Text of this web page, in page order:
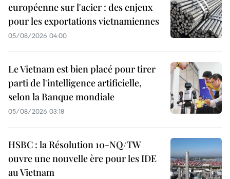
européenne sur l'acier : des enjeux
pour les exportations vietnamiennes
05/08/2026 04:00
Le Vietnam est bien placé pour tirer
parti de l'intelligence artificielle,
selon la Banque mondiale
05/08/2026 03:18
HSBC : la Résolution 10-NQ/TW
ouvre une nouvelle ère pour les IDE
au Vietnam